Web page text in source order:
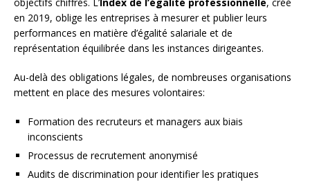
en 2019, oblige les entreprises à mesurer et publier leurs
performances en matière d’égalité salariale et de
représentation équilibrée dans les instances dirigeantes.
Au-delà des obligations légales, de nombreuses organisations
mettent en place des mesures volontaires:
Formation des recruteurs et managers aux biais
inconscients
Processus de recrutement anonymisé
Audits de discrimination pour identifier les pratiques